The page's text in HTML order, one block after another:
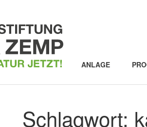
ANLAGE
Schlagwort: